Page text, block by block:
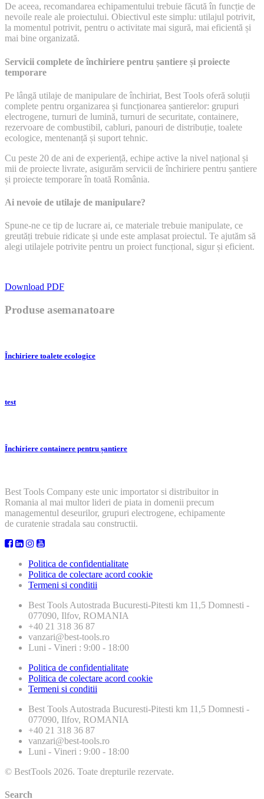
De aceea, recomandarea echipamentului trebuie făcută în funcție de
nevoile reale ale proiectului. Obiectivul este simplu: utilajul potrivit,
la momentul potrivit, pentru o activitate mai sigură, mai eficientă și
mai bine organizată.
Servicii complete de închiriere pentru șantiere și proiecte
temporare
Pe lângă utilaje de manipulare de închiriat, Best Tools oferă soluții
complete pentru organizarea și funcționarea șantierelor: grupuri
electrogene, turnuri de lumină, turnuri de securitate, containere,
rezervoare de combustibil, cabluri, panouri de distribuție, toalete
ecologice, mentenanță și suport tehnic.
Cu peste 20 de ani de experiență, echipe active la nivel național și
mii de proiecte livrate, asigurăm servicii de închiriere pentru șantiere
și proiecte temporare în toată România.
Ai nevoie de utilaje de manipulare?
Spune-ne ce tip de lucrare ai, ce materiale trebuie manipulate, ce
greutăți trebuie ridicate și unde este amplasat proiectul. Te ajutăm să
alegi utilajele potrivite pentru un proiect funcțional, sigur și eficient.
Download PDF
Produse asemanatoare
Închiriere toalete ecologice
test
Închiriere containere pentru șantiere
Best Tools Company este unic importator si distribuitor in
Romania al mai multor lideri de piata in domenii precum
managementul deseurilor, grupuri electrogene, echipamente
de curatenie stradala sau constructii.
Politica de confidentialitate
Politica de colectare acord cookie
Termeni si conditii
Best Tools Autostrada Bucuresti-Pitesti km 11,5 Domnesti -
077090, Ilfov, ROMANIA
+40 21 318 36 87
vanzari@best-tools.ro
Luni - Vineri : 9:00 - 18:00
Politica de confidentialitate
Politica de colectare acord cookie
Termeni si conditii
Best Tools Autostrada Bucuresti-Pitesti km 11,5 Domnesti -
077090, Ilfov, ROMANIA
+40 21 318 36 87
vanzari@best-tools.ro
Luni - Vineri : 9:00 - 18:00
© BestTools 2026. Toate drepturile rezervate.
Search